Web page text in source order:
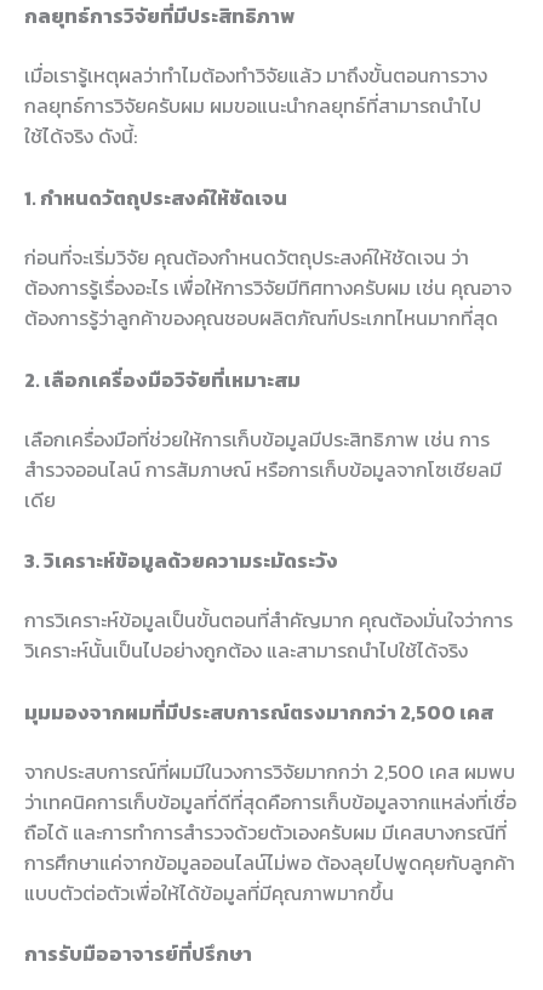
กลยุทธ์การวิจัยที่มีประสิทธิภาพ
เมื่อเรารู้เหตุผลว่าทำไมต้องทำวิจัยแล้ว มาถึงขั้นตอนการวาง
กลยุทธ์การวิจัยครับผม ผมขอแนะนำกลยุทธ์ที่สามารถนำไป
ใช้ได้จริง ดังนี้:
1. กำหนดวัตถุประสงค์ให้ชัดเจน
ก่อนที่จะเริ่มวิจัย คุณต้องกำหนดวัตถุประสงค์ให้ชัดเจน ว่า
ต้องการรู้เรื่องอะไร เพื่อให้การวิจัยมีทิศทางครับผม เช่น คุณอาจ
ต้องการรู้ว่าลูกค้าของคุณชอบผลิตภัณฑ์ประเภทไหนมากที่สุด
2. เลือกเครื่องมือวิจัยที่เหมาะสม
เลือกเครื่องมือที่ช่วยให้การเก็บข้อมูลมีประสิทธิภาพ เช่น การ
สำรวจออนไลน์ การสัมภาษณ์ หรือการเก็บข้อมูลจากโซเชียลมี
เดีย
3. วิเคราะห์ข้อมูลด้วยความระมัดระวัง
การวิเคราะห์ข้อมูลเป็นขั้นตอนที่สำคัญมาก คุณต้องมั่นใจว่าการ
วิเคราะห์นั้นเป็นไปอย่างถูกต้อง และสามารถนำไปใช้ได้จริง
มุมมองจากผมที่มีประสบการณ์ตรงมากกว่า 2,500 เคส
จากประสบการณ์ที่ผมมีในวงการวิจัยมากกว่า 2,500 เคส ผมพบ
ว่าเทคนิคการเก็บข้อมูลที่ดีที่สุดคือการเก็บข้อมูลจากแหล่งที่เชื่อ
ถือได้ และการทำการสำรวจด้วยตัวเองครับผม มีเคสบางกรณีที่
การศึกษาแค่จากข้อมูลออนไลน์ไม่พอ ต้องลุยไปพูดคุยกับลูกค้า
แบบตัวต่อตัวเพื่อให้ได้ข้อมูลที่มีคุณภาพมากขึ้น
การรับมืออาจารย์ที่ปรึกษา